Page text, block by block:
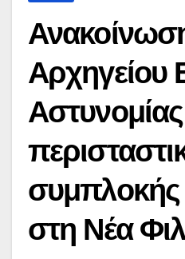
Αρχηγείου
στη Νέα